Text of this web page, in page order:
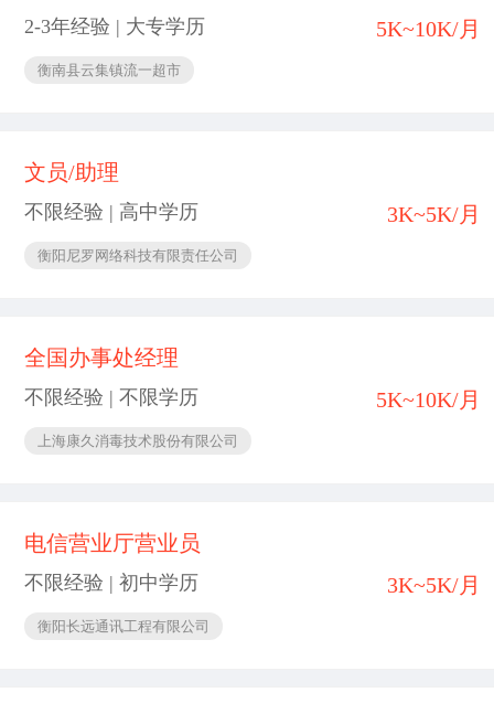
2-3年经验 | 大专学历
衡南县云集镇流一超市
5K~10K/月
文员/助理
不限经验 | 高中学历
衡阳尼罗网络科技有限责任公司
3K~5K/月
全国办事处经理
不限经验 | 不限学历
上海康久消毒技术股份有限公司
5K~10K/月
电信营业厅营业员
不限经验 | 初中学历
衡阳长远通讯工程有限公司
3K~5K/月